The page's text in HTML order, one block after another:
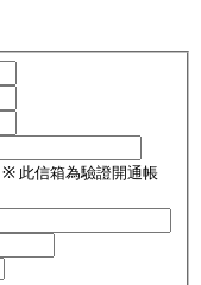
※ 此信箱為驗證開通帳